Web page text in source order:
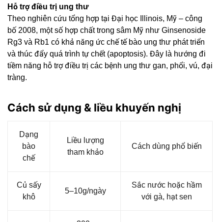
Hỗ trợ điều trị ung thư
Theo nghiên cứu tổng hợp tại Đại học Illinois, Mỹ – công
bố 2008, một số hợp chất trong sâm Mỹ như Ginsenoside
Rg3 và Rb1 có khả năng ức chế tế bào ung thư phát triển
và thúc đẩy quá trình tự chết (apoptosis). Đây là hướng đi
tiềm năng hỗ trợ điều trị các bệnh ung thư gan, phổi, vú, đại
tràng.
Cách sử dụng & liều khuyến nghị
Dạng
bào
chế
Liều lượng
tham khảo
Cách dùng phổ biến
Củ sấy
khô
5–10g/ngày
Sắc nước hoặc hầm
với gà, hạt sen